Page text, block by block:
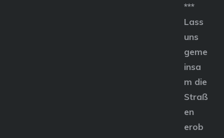
***
Lass
uns
geme
insa
m die
Straß
en
erob